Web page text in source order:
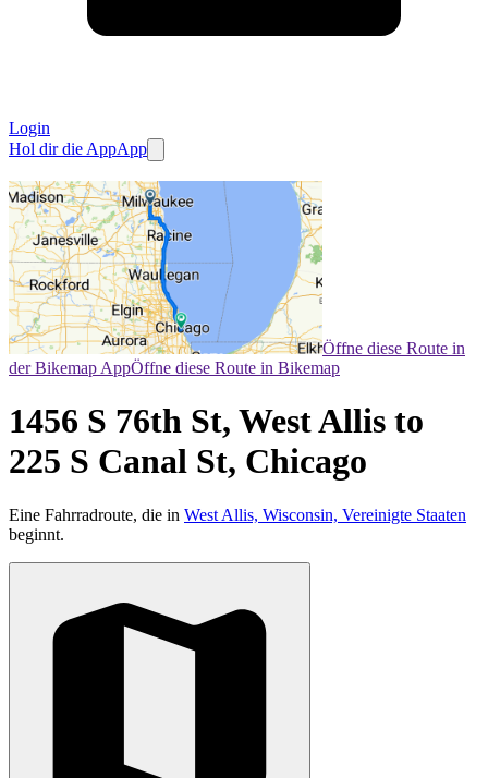
Login
Hol dir die AppApp
Öffne diese Route in
der Bikemap AppÖffne diese Route in Bikemap
1456 S 76th St, West Allis to
225 S Canal St, Chicago
Eine Fahrradroute, die in West Allis, Wisconsin, Vereinigte Staaten
beginnt.